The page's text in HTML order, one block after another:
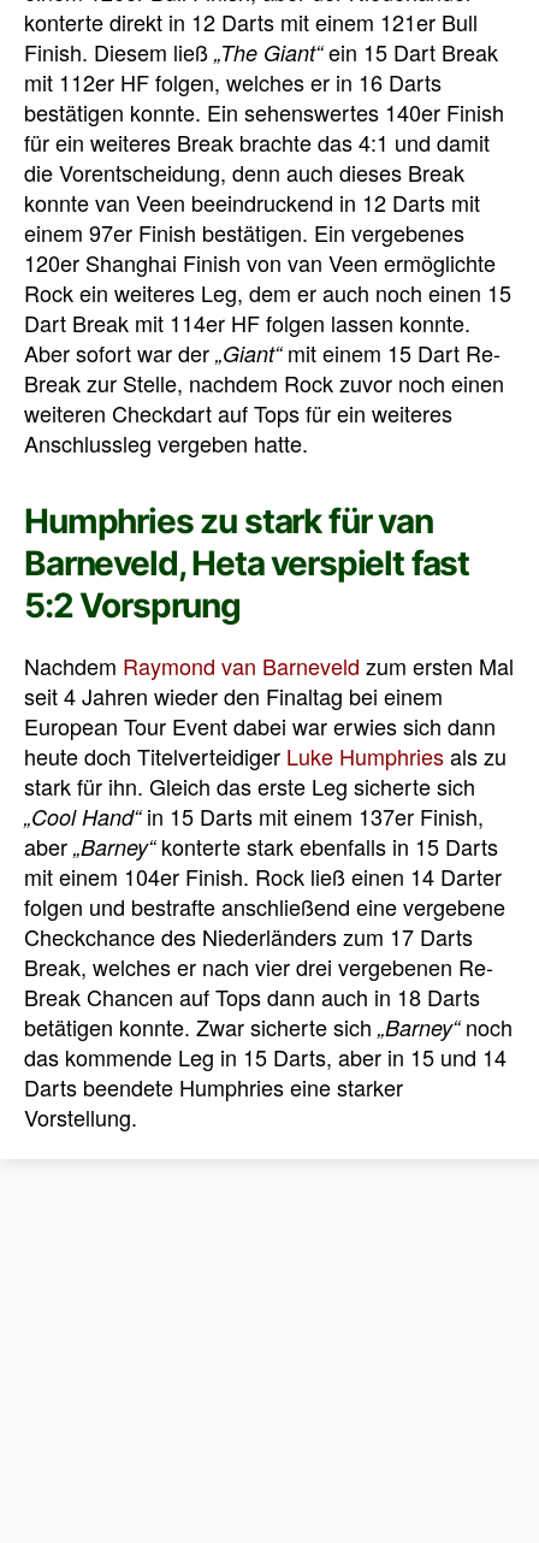
konterte direkt in 12 Darts mit einem 121er Bull
Finish. Diesem ließ „The Giant“ein 15 Dart Break
mit 112er HF folgen, welches er in 16 Darts
bestätigen konnte. Ein sehenswertes 140er Finish
für ein weiteres Break brachte das 4:1 und damit
die Vorentscheidung, denn auch dieses Break
konnte van Veen beeindruckend in 12 Darts mit
einem 97er Finish bestätigen. Ein vergebenes
120er Shanghai Finish von van Veen ermöglichte
Rock ein weiteres Leg, dem er auch noch einen 15
Dart Break mit 114er HF folgen lassen konnte.
Aber sofort war der „Giant“mit einem 15 Dart Re-
Break zur Stelle, nachdem Rock zuvor noch einen
weiteren Checkdart auf Tops für ein weiteres
Anschlussleg vergeben hatte.
Humphries zu stark für van
Barneveld, Heta verspielt fast
5:2 Vorsprung
Nachdem Raymond van Barneveld zum ersten Mal
seit 4 Jahren wieder den Finaltag bei einem
European Tour Event dabei war erwies sich dann
heute doch Titelverteidiger Luke Humphriesals zu
stark für ihn. Gleich das erste Leg sicherte sich
„Cool Hand“in 15 Darts mit einem 137er Finish,
aber „Barney“konterte stark ebenfalls in 15 Darts
mit einem 104er Finish. Rock ließ einen 14 Darter
folgen und bestrafte anschließend eine vergebene
Checkchance des Niederländers zum 17 Darts
Break, welches er nach vier drei vergebenen Re-
Break Chancen auf Tops dann auch in 18 Darts
betätigen konnte. Zwar sicherte sich „Barney“noch
das kommende Leg in 15 Darts, aber in 15 und 14
Darts beendete Humphries eine starker
Vorstellung.